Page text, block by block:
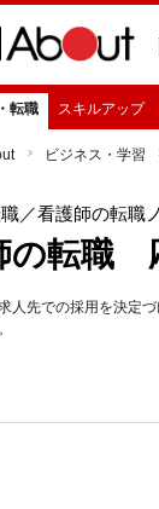
転職 スキルアップ
ビジネス・学習
／看護師の転職
の転職
人先での採用を決定